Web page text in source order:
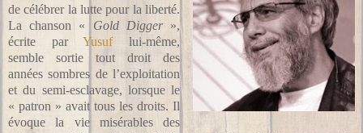
de célébrer la lutte pour la liberté.
La chanson « Gold Digger»,
écrite parYusuflui-même,
semble sortie tout droit des
années sombres de l’exploitation
et du semi-esclavage, lorsque le
« patron » avait tous les droits. Il
évoque la vie misérables des